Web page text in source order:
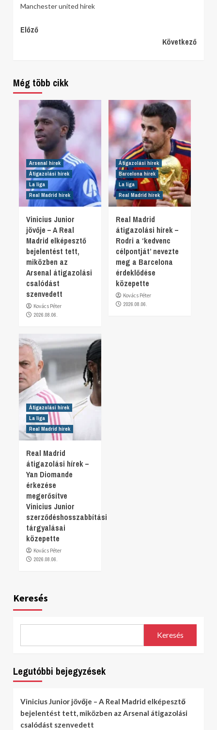
Manchester united hírek
Continue
Előző
Következő
Még több cikk
Arsenal hírek
Átigazolási hírek
La liga
Real Madrid hírek
Vinicius Junior
jövője – A Real
Madrid elképesztő
bejelentést tett,
miközben az
Arsenal átigazolási
csalódást
szenvedett
Kovács Péter
2026.08.06.
Átigazolási hírek
Barcelona hírek
La liga
Real Madrid hírek
Real Madrid
átigazolási hírek –
Rodri a ‘kedvenc
célpontját’ nevezte
meg a Barcelona
érdeklődése
közepette
Kovács Péter
2026.08.06.
Átigazolási hírek
La liga
Real Madrid hírek
Real Madrid
átigazolási hírek –
Yan Diomande
érkezése
megerősítve
Vinicius Junior
szerződéshosszabbítási
tárgyalásai
közepette
Kovács Péter
2026.08.06.
Keresés
Keresés
Legutóbbi bejegyzések
Vinicius Junior jövője – A Real Madrid elképesztő
bejelentést tett, miközben az Arsenal átigazolási
csalódást szenvedett